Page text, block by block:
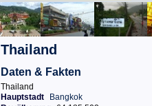
Thailand
Daten & Fakten
Thailand
Hauptstadt
Bangkok